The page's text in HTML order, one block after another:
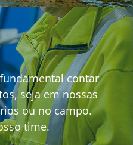
contar
seja em nossas
ou no campo.
time.